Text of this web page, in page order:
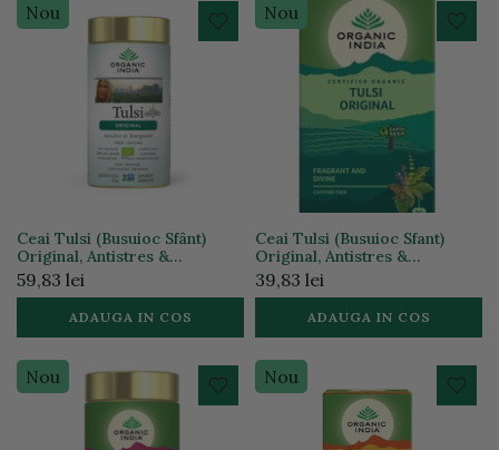
Nou
Ceai Tulsi (Busuioc Sfânt)
Original, Antistres &
Energizant 100g ECO|
Organic India
59,83 lei
ADAUGA IN COS
Nou
Ceai Tulsi (Busuioc Sfant)
Original, Antistres &
Energizant 25 plicuri ECO|
Organic India
39,83 lei
ADAUGA IN COS
Nou Nou